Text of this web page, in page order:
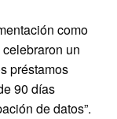
como
un
préstamos
90 días
de datos”.